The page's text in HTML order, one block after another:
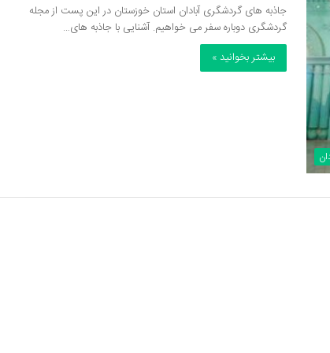
جاذبه های گردشگری آبادان استان خوزستان در این پست از مجله
گردشگری دوباره سفر می خواهیم. آشنایی با جاذبه های…
بیشتر بخوانید »